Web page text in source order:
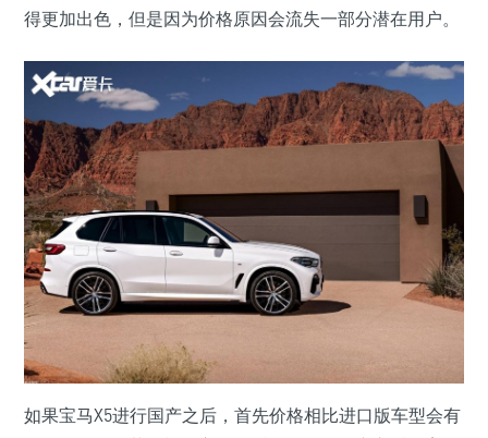
得更加出色，但是因为价格原因会流失一部分潜在用户。
如果宝马X5进行国产之后，首先价格相比进口版车型会有